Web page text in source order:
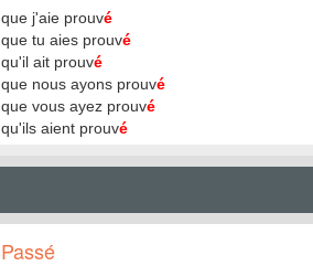
que j'aie prouvé
que tu aies prouvé
qu'il ait prouvé
que nous ayons prouvé
que vous ayez prouvé
qu'ils aient prouvé
Passé